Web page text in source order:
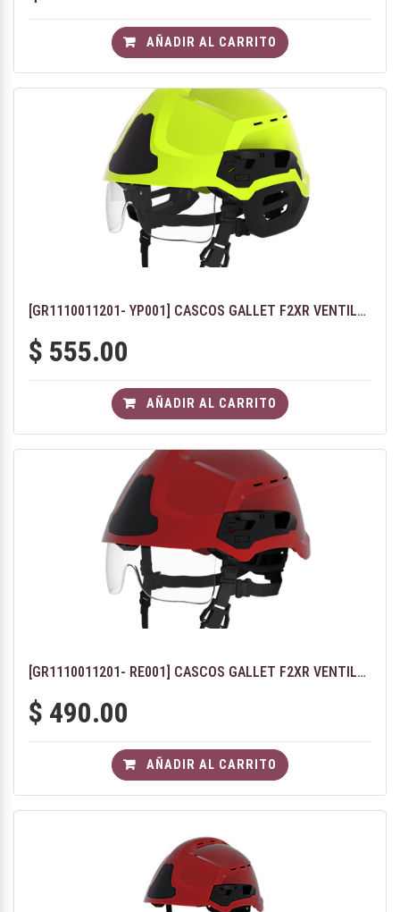
AÑADIR AL CARRITO
[GR1110011201- YP001] CASCOS GALLET F2XR VENTILADO - COLOR AMARILLO FLUORESCENTE
$ 555.00
AÑADIR AL CARRITO
[GR1110011201- RE001] CASCOS GALLET F2XR VENTILADO - COLOR ROJO CON GAFAS
$ 490.00
AÑADIR AL CARRITO